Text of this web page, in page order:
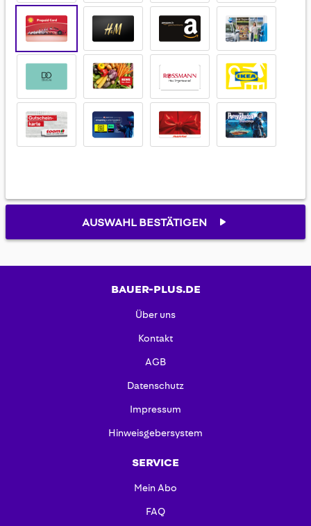
AUSWAHL BESTÄTIGEN
BAUER-PLUS.DE
Über uns
Kontakt
AGB
Datenschutz
Impressum
Hinweisgebersystem
SERVICE
Mein Abo
FAQ